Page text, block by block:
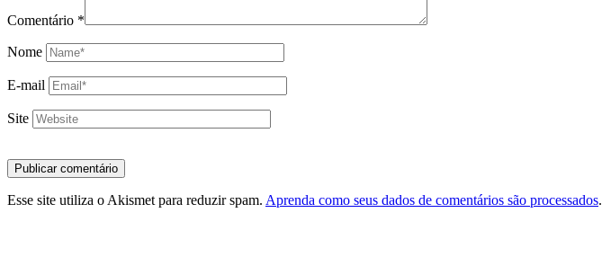
Comentário *
Nome
E-mail
Site
Esse site utiliza o Akismet para reduzir spam. Aprenda como seus dados de comentários são processados.